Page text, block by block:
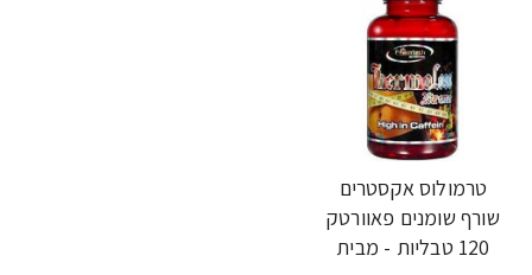
טרמולוס אקסטרים
שורף שומנים פאוורטק
120 טבליות - מבית